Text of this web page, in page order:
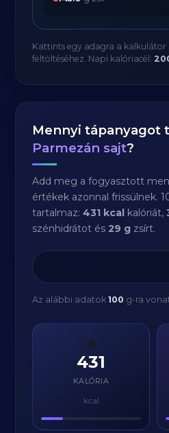
Kattints egy adagra a
feltöltéséhez. Napi kalóriacél:
Mennyi tápanyagot
Parmezán sajt?
Add meg a fogyasztott
értékek azonnal frissülnek.
tartalmaz:431 kcal kalóriát,
szénhidrátot és29 g zsírt.
Az alábbi adatok100 g-ra
🔥
431
KALÓRIA
kcal